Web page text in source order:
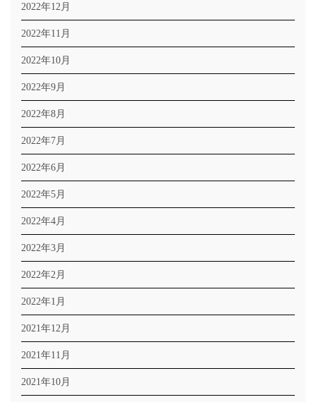
2022年12月
2022年11月
2022年10月
2022年9月
2022年8月
2022年7月
2022年6月
2022年5月
2022年4月
2022年3月
2022年2月
2022年1月
2021年12月
2021年11月
2021年10月